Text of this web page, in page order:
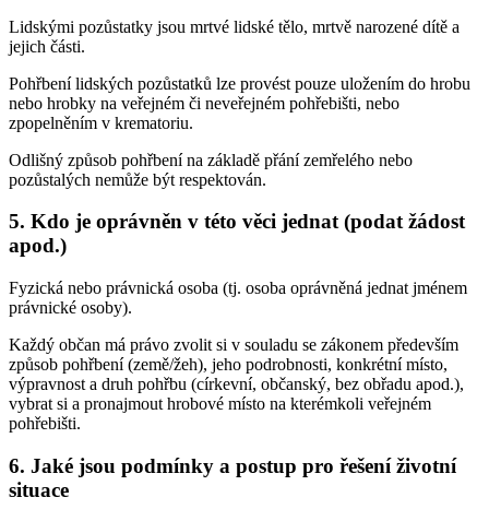
Lidskými pozůstatky jsou mrtvé lidské tělo, mrtvě narozené dítě a
jejich části.
Pohřbení lidských pozůstatků lze provést pouze uložením do hrobu
nebo hrobky na veřejném či neveřejném pohřebišti, nebo
zpopelněním v krematoriu.
Odlišný způsob pohřbení na základě přání zemřelého nebo
pozůstalých nemůže být respektován.
5. Kdo je oprávněn v této věci jednat (podat žádost
apod.)
Fyzická nebo právnická osoba (tj. osoba oprávněná jednat jménem
právnické osoby).
Každý občan má právo zvolit si v souladu se zákonem především
způsob pohřbení (země/žeh), jeho podrobnosti, konkrétní místo,
výpravnost a druh pohřbu (církevní, občanský, bez obřadu apod.),
vybrat si a pronajmout hrobové místo na kterémkoli veřejném
pohřebišti.
6. Jaké jsou podmínky a postup pro řešení životní
situace